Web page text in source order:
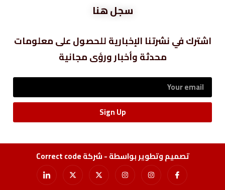
سجل هنا
اشترك في نشرتنا الإخبارية للحصول على معلومات
محدثة وأخبار ورؤى مجانية
Sign Up
تصميم وتطوير بواسطة - شركة Correct code